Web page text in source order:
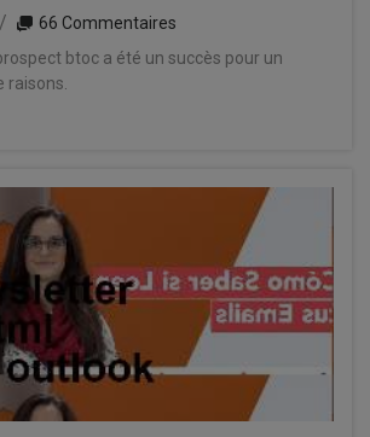
66 Commentaires
btoc a été un succès pour un
raisons.